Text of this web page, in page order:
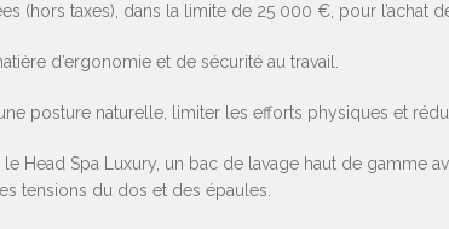
(hors taxes), dans la limite de 25 000 €, pour
d’ergonomie et de sécurité au travail.
posture naturelle, limiter les efforts physiques et
Head Spa Luxury, un bac de lavage haut de gamme
tensions du dos et des épaules.